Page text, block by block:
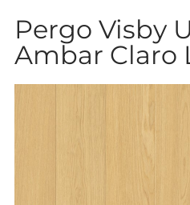
Pergo Visby
Ambar Claro